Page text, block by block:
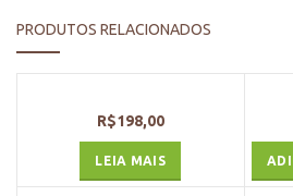
PRODUTOS RELACIONADOS
R$198,00
LEIA MAIS